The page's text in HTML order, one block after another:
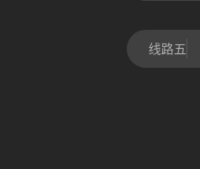
线路五